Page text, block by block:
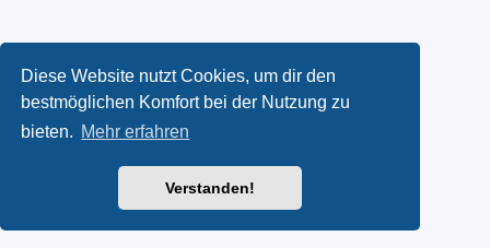
Diese Website nutzt Cookies, um dir den
bestmöglichen Komfort bei der Nutzung zu
bieten. Mehr erfahren
Verstanden!